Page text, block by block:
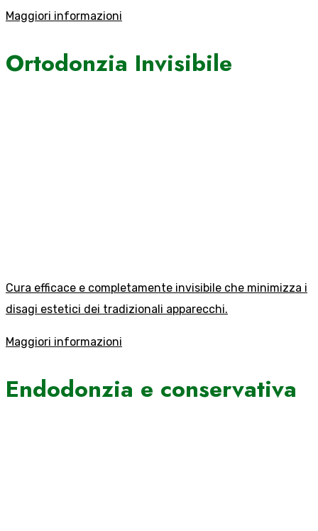
Maggiori informazioni
Ortodonzia Invisibile
Cura efficace e completamente invisibile che minimizza i
disagi estetici dei tradizionali apparecchi.
Maggiori informazioni
Endodonzia e conservativa